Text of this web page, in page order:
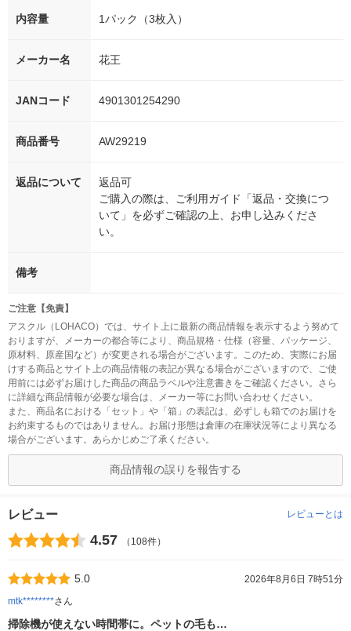
内容量 1パック（3枚入）
メーカー名 花王
JANコード 4901301254290
商品番号 AW29219
返品について
返品可
ご購入の際は、ご利用ガイド「返品・交換につ
いて」を必ずご確認の上、お申し込みくださ
い。
備考
ご注意【免責】
アスクル（LOHACO）では、サイト上に最新の商品情報を表示するよう努めて
おりますが、メーカーの都合等により、商品規格・仕様（容量、パッケージ、
原材料、原産国など）が変更される場合がございます。このため、実際にお届
けする商品とサイト上の商品情報の表記が異なる場合がございますので、ご使
用前には必ずお届けした商品の商品ラベルや注意書きをご確認ください。さら
に詳細な商品情報が必要な場合は、メーカー等にお問い合わせください。
また、商品名における「セット」や「箱」の表記は、必ずしも箱でのお届けを
お約束するものではありません。お届け形態は倉庫の在庫状況等により異なる
場合がございます。あらかじめご了承ください。
商品情報の誤りを報告する
レビュー レビューとは
4.57 （108件）
5.0
2026年8月6日 7時51分
mtk********さん
掃除機が使えない時間帯に。ペットの毛も…